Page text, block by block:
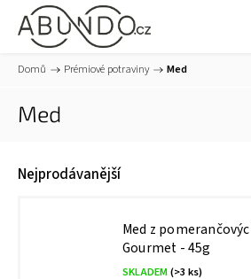
Domů / Prémiové potraviny / Med
Med
Nejprodávanější
Med z
Gourmet - 45g
SKLADEM(>3 ks)